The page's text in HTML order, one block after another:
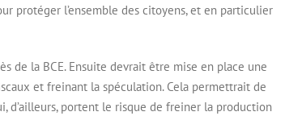
protéger l’ensemble des citoyens, et en particulier
de la BCE. Ensuite devrait être mise en place une
et freinant la spéculation. Cela permettrait de
d’ailleurs, portent le risque de freiner la production